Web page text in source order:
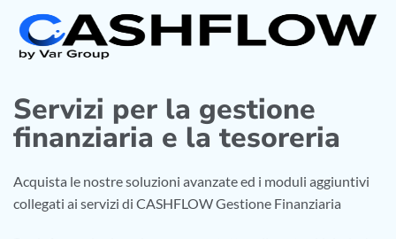
Servizi per la gestione
finanziaria e la tesoreria
Acquista le nostre soluzioni avanzate ed i moduli aggiuntivi
collegati ai servizi di CASHFLOW Gestione Finanziaria